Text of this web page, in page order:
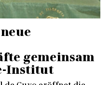
gemeinsam
Institut